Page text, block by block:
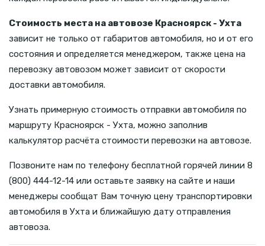
Стоимость места на автовозе Красноярск - Ухта
зависит не только от габаритов автомобиля, но и от его
состояния и определяется менеджером, также цена на
перевозку автовозом может зависит от скорости
доставки автомобиля.
Узнать примерную стоимость отправки автомобиля по
маршруту Красноярск - Ухта, можно заполнив
калькулятор расчёта стоимости перевозки на автовозе.
Позвоните нам по телефону бесплатной горячей линии 8
(800) 444-12-14 или оставьте заявку на сайте и наши
менеджеры сообщат Вам точную цену транспортировки
автомобиля в Ухта и ближайшую дату отправления
автовоза.